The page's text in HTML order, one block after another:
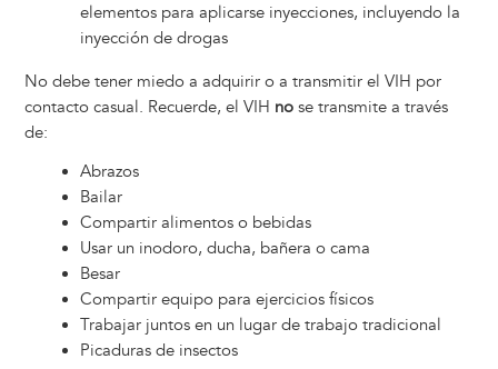
elementos para aplicarse inyecciones, incluyendo la
inyección de drogas
No debe tener miedo a adquirir o a transmitir el VIH por
contacto casual. Recuerde, el VIH nose transmite a través
de:
Abrazos
Bailar
Compartir alimentos o bebidas
Usar un inodoro, ducha, bañera o cama
Besar
Compartir equipo para ejercicios físicos
Trabajar juntos en un lugar de trabajo tradicional
Picaduras de insectos